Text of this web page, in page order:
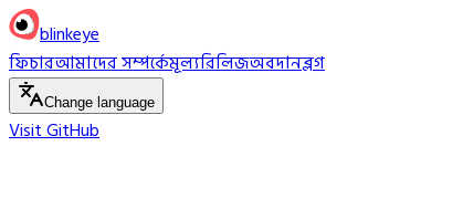
blinkeye
ফিচারআমাদের সম্পর্কেমূল্যরিলিজঅবদানব্লগ
Change language
Visit GitHub